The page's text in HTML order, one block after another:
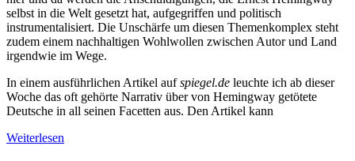
selbst in die Welt gesetzt hat, aufgegriffen und politisch
instrumentalisiert. Die Unschärfe um diesen Themenkomplex steht
zudem einem nachhaltigen Wohlwollen zwischen Autor und Land
irgendwie im Wege.
In einem ausführlichen Artikel aufspiegel.de leuchte ich ab dieser
Woche das oft gehörte Narrativ über von Hemingway getötete
Deutsche in all seinen Facetten aus. Den Artikel kann
Weiterlesen